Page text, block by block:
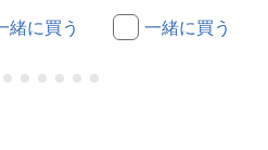
緒に買う 一緒に買う